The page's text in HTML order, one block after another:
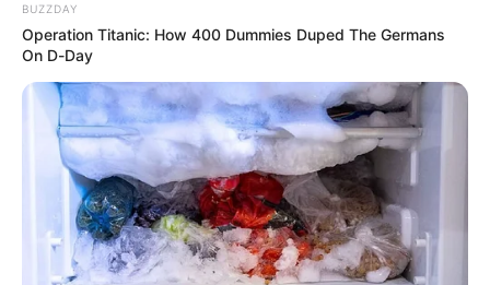
NOTICIAS ANTIOQUIA
pasó de producir asbesto
a fertilizantes y materiales
FERTILIZANTES
"Barreto estaría utilizando
BUZZDAY
Operation Titanic: How 400 Dummies Duped The Germans
On D-Day